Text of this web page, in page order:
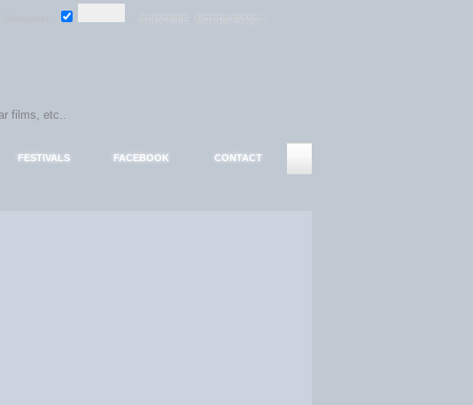
FESTIVALS FACEBOOK CONTACT